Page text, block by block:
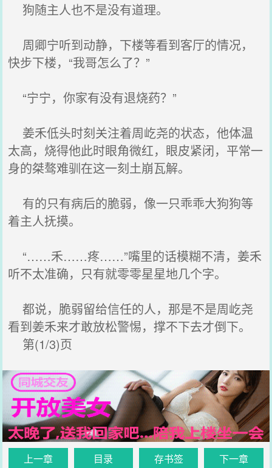
狗随主人也不是没有道理。
周卿宁听到动静，下楼等看到客厅的情况，
快步下楼，“我哥怎么了？”
“宁宁，你家有没有退烧药？”
姜禾低头时刻关注着周屹尧的状态，他体温
太高，烧得他此时眼角微红，眼皮紧闭，平常一
身的桀骜难驯在这一刻土崩瓦解。
有的只有病后的脆弱，像一只乖乖大狗狗等
着主人抚摸。
“……禾……疼……”嘴里的话模糊不清，姜禾
听不太准确，只有就零零星星地几个字。
都说，脆弱留给信任的人，那是不是周屹尧
看到姜禾来才敢放松警惕，撑不下去才倒下。
第(1/3)页
上一章 目录 存书签 下一章